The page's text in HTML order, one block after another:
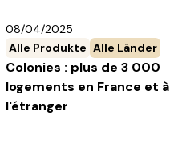
08/04/2025
Alle Produkte Alle Länder
Colonies : plus de 3 000
logements en France et à
l'étranger